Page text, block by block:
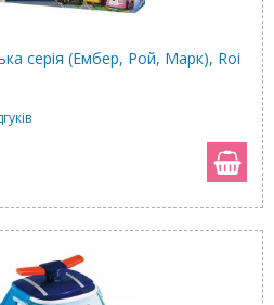
серія (Ембер, Рой, Марк), Roi